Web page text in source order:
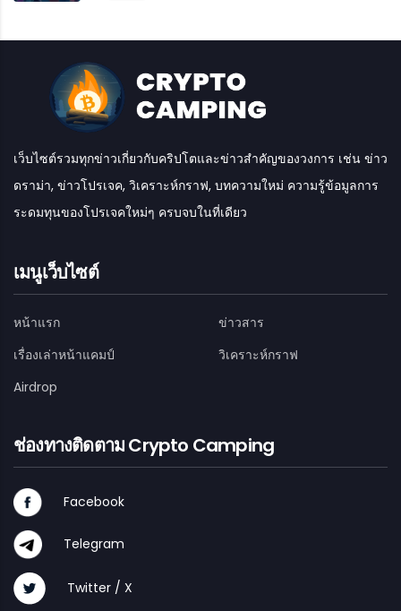
เว็บไซต์รวมทุกข่าวเกี่ยวกับคริปโตและข่าวสำคัญของวงการ เช่น ข่าว
ดราม่า, ข่าวโปรเจค, วิเคราะห์กราฟ, บทความใหม่ ความรู้ข้อมูลการ
ระดมทุนของโปรเจคใหม่ๆ ครบจบในที่เดียว
เมนูเว็บไซต์
หน้าแรก
ข่าวสาร
เรื่องเล่าหน้าแคมป์
วิเคราะห์กราฟ
Airdrop
ช่องทางติดตาม Crypto Camping
Facebook
Telegram
Twitter / X